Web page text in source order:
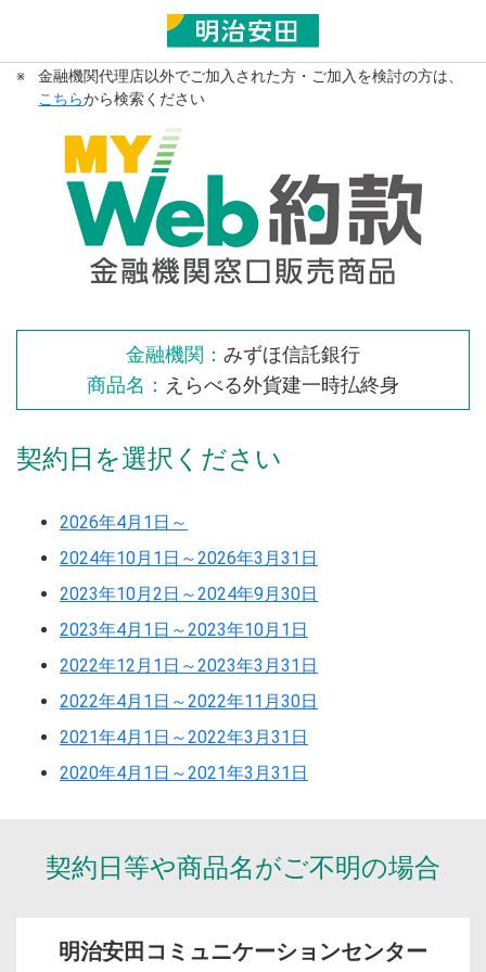
※
金融機関代理店以外でご加入された方・ご加入を検討の方は、
こちらから検索ください
金融機関： みずほ信託銀行
商品名： えらべる外貨建一時払終身
契約日を選択ください
2026年4月1日～
2024年10月1日～2026年3月31日
2023年10月2日～2024年9月30日
2023年4月1日～2023年10月1日
2022年12月1日～2023年3月31日
2022年4月1日～2022年11月30日
2021年4月1日～2022年3月31日
2020年4月1日～2021年3月31日
契約日等や商品名がご不明の場合
明治安田 コミュニケーションセンター